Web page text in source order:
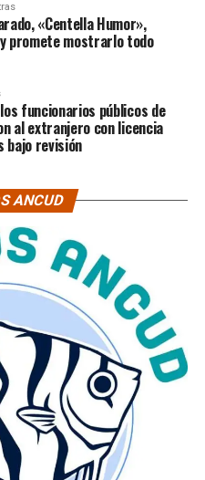
«Centella Humor»,
promete mostrarlo todo
funcionarios públicos de
al extranjero con licencia
bajo revisión
ANCUD